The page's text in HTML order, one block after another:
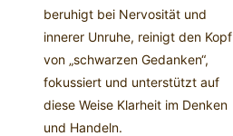
beruhigt bei Nervosität und
innerer Unruhe, reinigt den Kopf
von „schwarzen Gedanken“,
fokussiert und unterstützt auf
diese Weise Klarheit im Denken
und Handeln.